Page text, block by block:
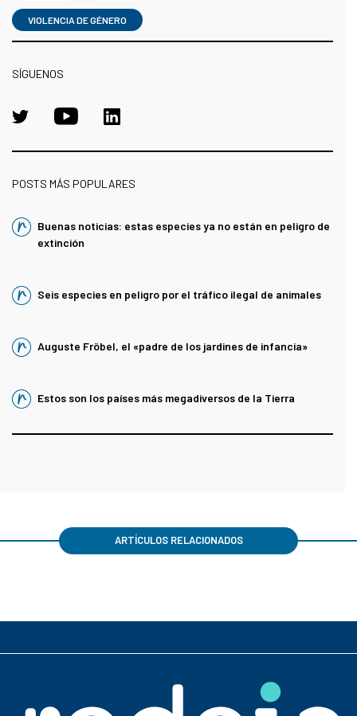
VIOLENCIA DE GÉNERO
SÍGUENOS
POSTS MÁS POPULARES
Buenas noticias: estas especies ya no están en peligro de
extinción
Seis especies en peligro por el tráfico ilegal de animales
Auguste Fröbel, el «padre de los jardines de infancia»
Estos son los países más megadiversos de la Tierra
ARTÍCULOS RELACIONADOS